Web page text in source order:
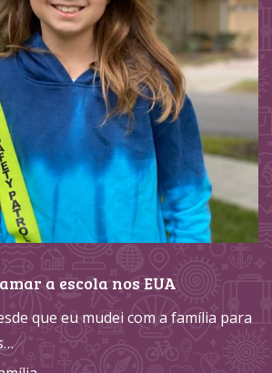
a escola nos EUA
que eu mudei com a família para